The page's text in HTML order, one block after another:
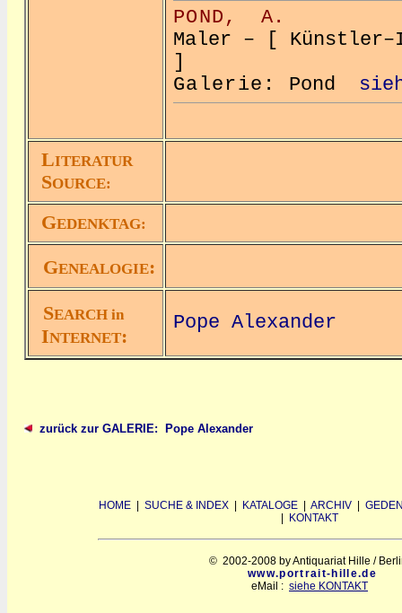
POND,
A.
Maler – [
]
Galerie: Pond
LITERATUR
SOURCE:
GEDENKTAG:
GENEALOGIE:
SEARCH in
INTERNET:
Pope Alexander
zurück zur GALERIE: Pope Alexander
HOME SUCHE & INDEX KATALOGE ARCHIV
KONTAKT
© 2002-2008 by Antiquariat Hille /
www.portrait-hille.de
eMail : siehe KONTAKT